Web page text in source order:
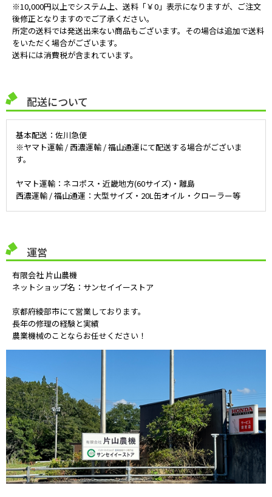
※10,000円以上でシステム上、送料「￥0」表示になりますが、ご注文
後修正となりますのでご了承ください。
所定の送料では発送出来ない商品もございます。その場合は追加で送料
をいただく場合がございます。
送料には消費税が含まれています。
配送について
基本配送：佐川急便
※ヤマト運輸 / 西濃運輸 / 福山通運にて配送する場合がございま
す。
ヤマト運輸：ネコポス・近畿地方(60サイズ)・離島
西濃運輸 / 福山通運：大型サイズ・20L缶オイル・クローラー等
運営
有限会社 片山農機
ネットショップ名：サンセイイーストア
京都府綾部市にて営業しております。
長年の修理の経験と実績
農業機械のことならお任せください！